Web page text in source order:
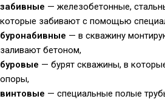
забивные — железобетонные,
которые забивают с помощью
буронабивные — в скважину
заливают бетоном,
буровые — бурят скважины, в
опоры,
винтовые — специальные полые